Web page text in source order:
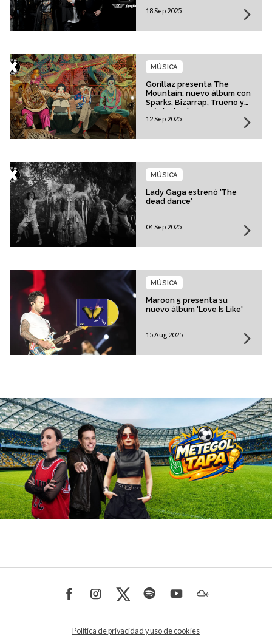
18 Sep 2025
Gorillaz presenta The
Mountain: nuevo álbum con
Sparks, Bizarrap, Trueno y
más invitados
MÚSICA
12 Sep 2025
Lady Gaga estrenó 'The
dead dance'
MÚSICA
04 Sep 2025
Maroon 5 presenta su
nuevo álbum 'Love Is Like'
MÚSICA
15 Aug 2025
Política de privacidad y uso de cookies